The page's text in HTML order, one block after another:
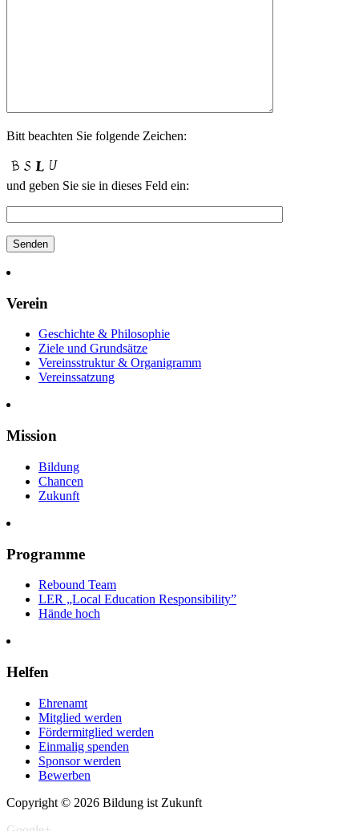
Bitt beach­ten Sie fol­gende Zeichen:
und geben Sie sie in die­ses Feld ein:
Verein
Geschichte & Philosophie
Ziele und Grundsätze
Vereinsstruktur & Organigramm
Vereinssatzung
Mission
Bildung
Chancen
Zukunft
Programme
Rebound Team
LER „Local Education Responsibility”
Hände hoch
Helfen
Ehrenamt
Mitglied werden
Fördermitglied werden
Einmalig spenden
Sponsor werden
Bewerben
Copyright © 2026 Bildung ist Zukunft